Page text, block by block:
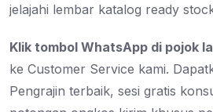
jelajahi lembar katalog ready
Klik tombol WhatsApp di pojok
ke Customer Service kami.
Pengrajin terbaik, sesi gratis